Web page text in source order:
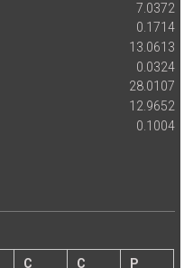
7.0372
0.1714
13.0613
0.0324
28.0107
12.9652
0.1004
C C
P